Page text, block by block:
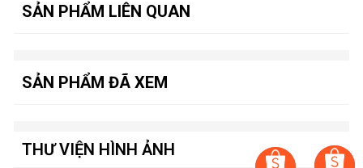
SẢN PHẨM LIÊN QUAN
SẢN PHẨM ĐÃ XEM
THƯ VIỆN HÌNH ẢNH